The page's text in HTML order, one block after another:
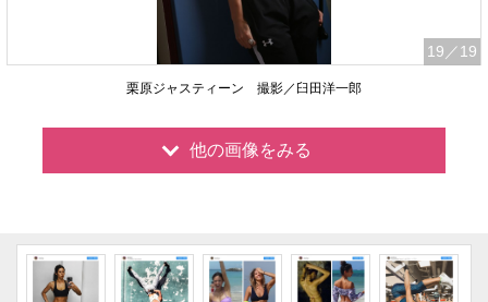
19 ／19
栗原ジャスティーン 撮影／臼田洋一郎
他の画像をみる